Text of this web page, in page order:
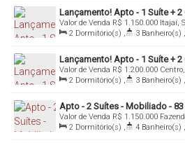
INCORPORAÇÃO:M- 70.125
Mais informações: Inbox,
Denis Alexandre Imóveis
CRECI 4813 J
Tel/WhatsApp: (47) 99994-
Lançamento! Apto - 1 Suíte + 2
Itajaí/Sc
R$ 1.150.000
Valor de Venda
Itajaí,
2 Dormitório(s) , 3 Banheiro(s) ,
Sala(s) , 1 Suíte(s) , Total: 104
104
Lançamento! Apto - 1 Suíte + 2
Itajaí/Sc
R$ 1.200.000
Valor de Venda
2 Dormitório(s) , 3 Banheiro(s) ,
Sala(s) , 1 Suíte(s) , Total: 104
104.61 m²
Apto - 2 Suítes - Mobiliado -
Churrasqueira - Itajai/SC
R$ 1.150.000
Valor de Venda
2 Dormitório(s) , 4 Banheiro(s) ,
Sala(s) , 2 Suíte(s) , Total: 83.00